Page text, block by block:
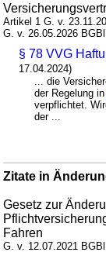
Artikel 1 G. v.
G. v. 26.05.2026
§ 78 VVG
17.04.2024)
... die
der Regelung in
verpflichtet.
der ...
Zitate in
Gesetz zur
Fahren
G. v. 12.07.2021